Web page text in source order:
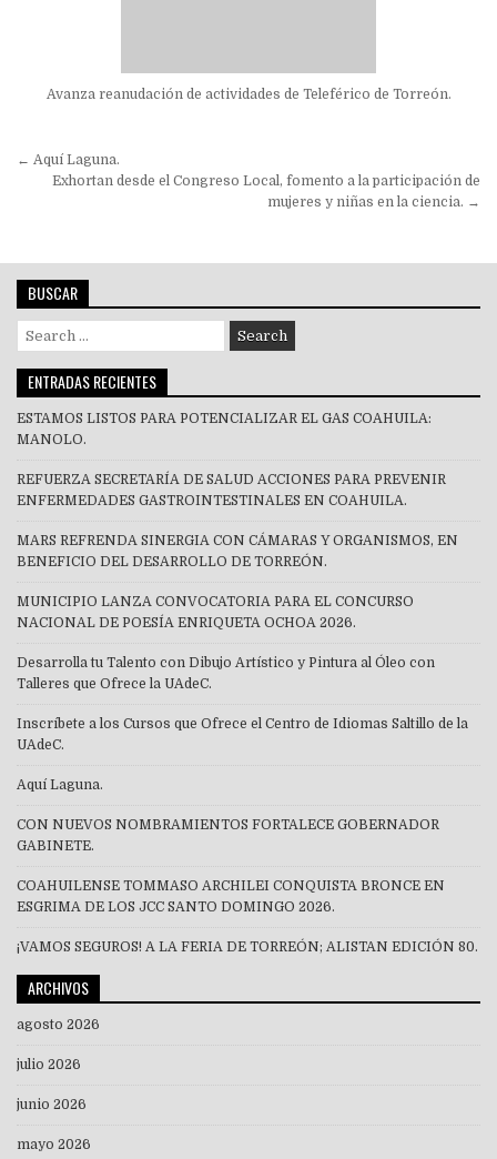
Avanza reanudación de actividades de Teleférico de Torreón.
Navegación
← Aquí Laguna.
Exhortan desde el Congreso Local, fomento a la participación de
mujeres y niñas en la ciencia. →
BUSCAR
Search
for:
ENTRADAS RECIENTES
ESTAMOS LISTOS PARA POTENCIALIZAR EL GAS COAHUILA:
MANOLO.
REFUERZA SECRETARÍA DE SALUD ACCIONES PARA PREVENIR
ENFERMEDADES GASTROINTESTINALES EN COAHUILA.
MARS REFRENDA SINERGIA CON CÁMARAS Y ORGANISMOS, EN
BENEFICIO DEL DESARROLLO DE TORREÓN.
MUNICIPIO LANZA CONVOCATORIA PARA EL CONCURSO
NACIONAL DE POESÍA ENRIQUETA OCHOA 2026.
Desarrolla tu Talento con Dibujo Artístico y Pintura al Óleo con
Talleres que Ofrece la UAdeC.
Inscríbete a los Cursos que Ofrece el Centro de Idiomas Saltillo de la
UAdeC.
Aquí Laguna.
CON NUEVOS NOMBRAMIENTOS FORTALECE GOBERNADOR
GABINETE.
COAHUILENSE TOMMASO ARCHILEI CONQUISTA BRONCE EN
ESGRIMA DE LOS JCC SANTO DOMINGO 2026.
¡VAMOS SEGUROS! A LA FERIA DE TORREÓN; ALISTAN EDICIÓN 80.
ARCHIVOS
agosto 2026
julio 2026
junio 2026
mayo 2026